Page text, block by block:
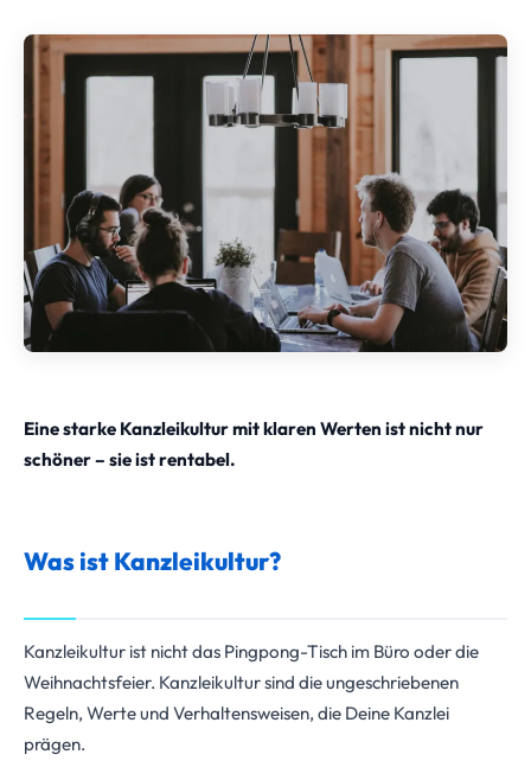
Eine starke Kanzleikultur mit klaren Werten ist nicht nur
schöner – sie ist rentabel.
Was ist Kanzleikultur?
Kanzleikultur ist nicht das Pingpong-Tisch im Büro oder die
Weihnachtsfeier. Kanzleikultur sind die ungeschriebenen
Regeln, Werte und Verhaltensweisen, die Deine Kanzlei
prägen.